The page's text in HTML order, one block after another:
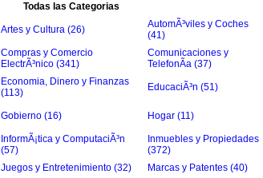
Todas las Categorias
Artes y Cultura (26)
AutomÃ³viles y Coches
(41)
Compras y Comercio
ElectrÃ³nico (341)
Comunicaciones y
TelefonÃ­a (37)
Economia, Dinero y Finanzas
(113)
EducaciÃ³n (51)
Gobierno (16) Hogar (11)
InformÃ¡tica y ComputaciÃ³n
(57)
Inmuebles y Propiedades
(372)
Juegos y Entretenimiento (32)
Marcas y Patentes (40)